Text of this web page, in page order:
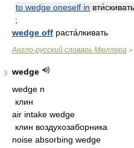
to wedge oneself in
;
wedge off раста́лкивать
Англо-русский словарь Мюллера >
3
wedge
wedge n
клин
air intake wedge
клин воздухозаборника
noise absorbing wedge